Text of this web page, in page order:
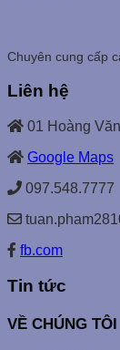
Chuyên cung cấp
Liên hệ
01 Hoàng
Google Maps
097.548.7777
fb.com
Tin tức
VỀ CHÚNG TÔI